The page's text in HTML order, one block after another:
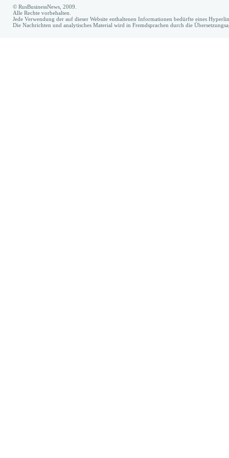
© RusBusinessNews, 2009.
Alle Rechte vorbehalten.
Jede Verwendung der auf dieser Website enthaltenen Informationen bedürfte eines
Die Nachrichten und analytisches Material wird in Fremdsprachen durch die